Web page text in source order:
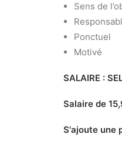
Sens de
Ponctuel
Motivé
SALAIRE :
Salaire de
S'ajoute une